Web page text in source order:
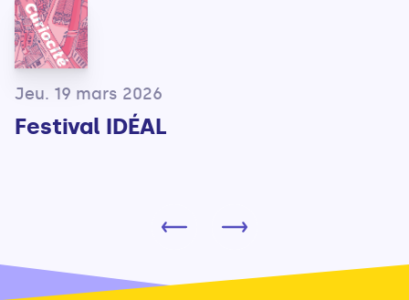
Jeu. 19 mars 2026
Festival IDÉAL